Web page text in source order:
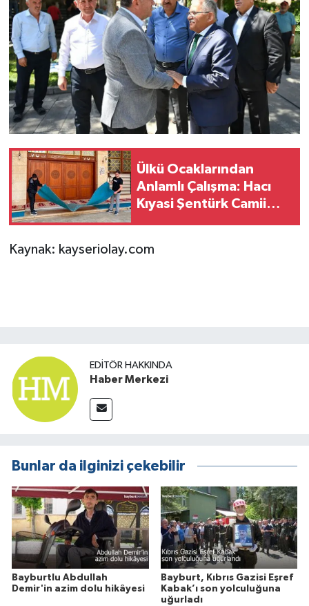
Ülkü Ocaklarından
Anlamlı Çalışma: Hacı
Kıyasi Şentürk Camii
Kaynak: kayseriolay.com
EDITÖR HAKKINDA
Haber Merkezi
Bunlar da ilginizi çekebilir
Bayburtlu Abdullah
Demir'in azim dolu hikâyesi
Bayburt, Kıbrıs Gazisi Eşref
Kabak’ı son yolculuğuna
uğurladı